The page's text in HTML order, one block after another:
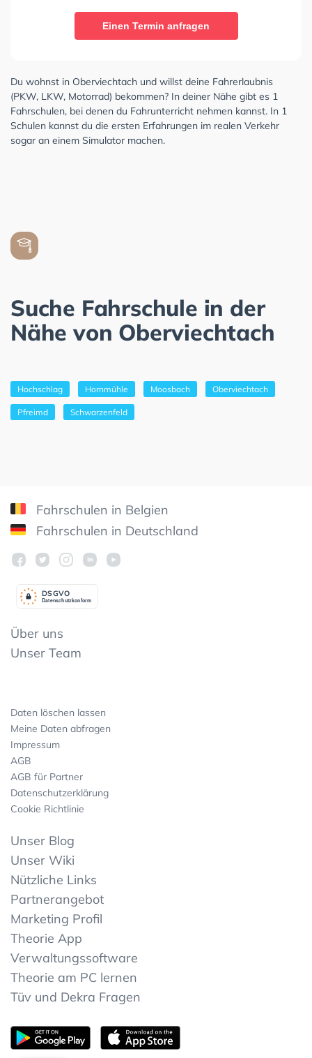
Einen Termin anfragen
Du wohnst in Oberviechtach und willst deine Fahrerlaubnis
(PKW, LKW, Motorrad) bekommen? In deiner Nähe gibt es 1
Fahrschulen, bei denen du Fahrunterricht nehmen kannst. In 1
Schulen kannst du die ersten Erfahrungen im realen Verkehr
sogar an einem Simulator machen.
Suche Fahrschule in der
Nähe von Oberviechtach
Hochschlag Hornmühle Moosbach Oberviechtach
Pfreimd Schwarzenfeld
Fahrschulen in Belgien
Fahrschulen in Deutschland
Datenschutzkonform
DSGVO
Über uns
Unser Team
Daten löschen lassen
Meine Daten abfragen
Impressum
AGB
AGB für Partner
Datenschutzerklärung
Cookie Richtlinie
Unser Blog
Unser Wiki
Nützliche Links
Partnerangebot
Marketing Profil
Theorie App
Verwaltungssoftware
Theorie am PC lernen
Tüv und Dekra Fragen